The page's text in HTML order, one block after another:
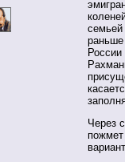
семьей
раньше
России
Через